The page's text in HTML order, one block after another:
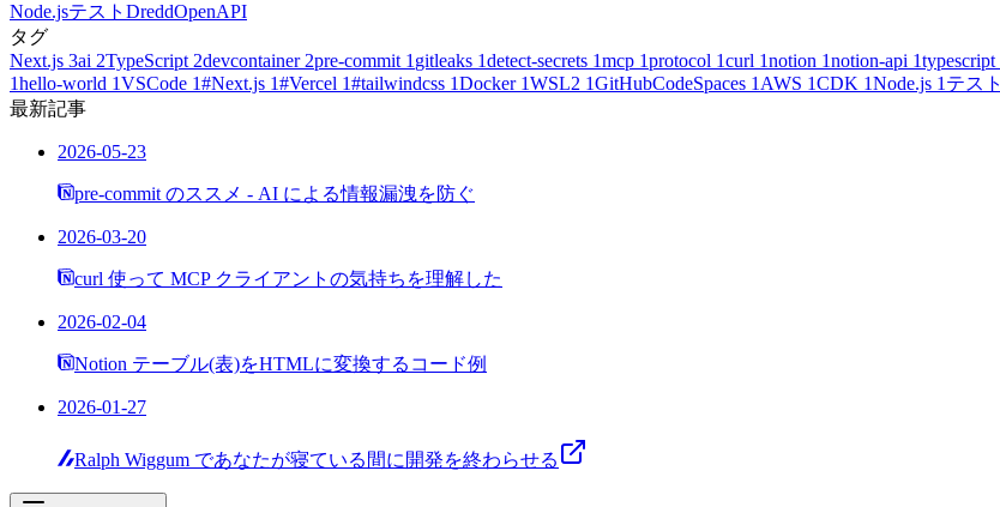
Node.jsテスト DreddOpenAPI
タグ
Next.js 3ai 2TypeScript 2devcontainer 2pre-commit 1 gitleaks 1detect-secrets 1mcp 1protocol 1curl 1notion 1notion-api 1typescript
1hello-world 1VSCode 1#Next.js 1#Vercel 1#tailwindcss 1Docker 1WSL2 1GitHubCodeSpaces 1 AWS 1CDK 1Node.js 1 テスト
最新記事
2026-05-23
pre-commit のススメ - AI による情報漏洩を防ぐ
2026-03-20
curl 使って MCP クライアントの気持ちを理解した
2026-02-04
Notion テーブル(表)をHTMLに変換するコード例
2026-01-27
Ralph Wiggum であなたが寝ている間に開発を終わらせる